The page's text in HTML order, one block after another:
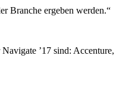
Branche ergeben werden.“
Navigate ’17 sind: Accenture,